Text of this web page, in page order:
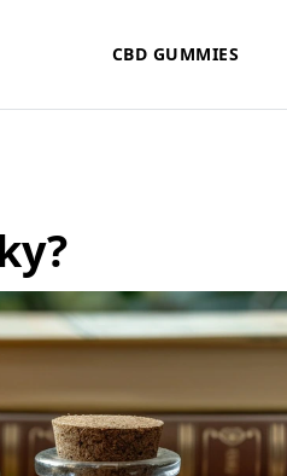
CBD GUMMIES